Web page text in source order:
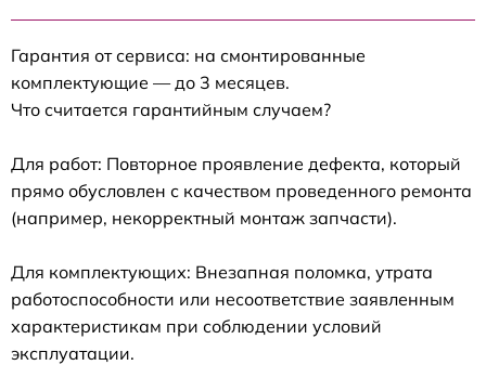
Гарантия от сервиса: на смонтированные
комплектующие — до 3 месяцев.
Что считается гарантийным случаем?
Для работ: Повторное проявление дефекта, который
прямо обусловлен с качеством проведенного ремонта
(например, некорректный монтаж запчасти).
Для комплектующих: Внезапная поломка, утрата
работоспособности или несоответствие заявленным
характеристикам при соблюдении условий
эксплуатации.